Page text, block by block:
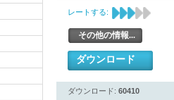
レートする:
その他の情報...
ダウンロード
ダウンロード: 60410